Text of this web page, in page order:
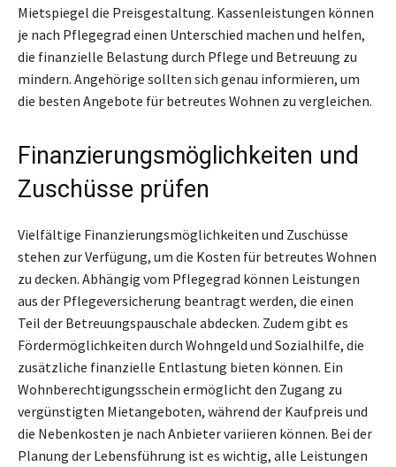
Mietspiegel die Preisgestaltung. Kassenleistungen können
je nach Pflegegrad einen Unterschied machen und helfen,
die finanzielle Belastung durch Pflege und Betreuung zu
mindern. Angehörige sollten sich genau informieren, um
die besten Angebote für betreutes Wohnen zu vergleichen.
Finanzierungsmöglichkeiten und
Zuschüsse prüfen
Vielfältige Finanzierungsmöglichkeiten und Zuschüsse
stehen zur Verfügung, um die Kosten für betreutes Wohnen
zu decken. Abhängig vom Pflegegrad können Leistungen
aus der Pflegeversicherung beantragt werden, die einen
Teil der Betreuungspauschale abdecken. Zudem gibt es
Fördermöglichkeiten durch Wohngeld und Sozialhilfe, die
zusätzliche finanzielle Entlastung bieten können. Ein
Wohnberechtigungsschein ermöglicht den Zugang zu
vergünstigten Mietangeboten, während der Kaufpreis und
die Nebenkosten je nach Anbieter variieren können. Bei der
Planung der Lebensführung ist es wichtig, alle Leistungen